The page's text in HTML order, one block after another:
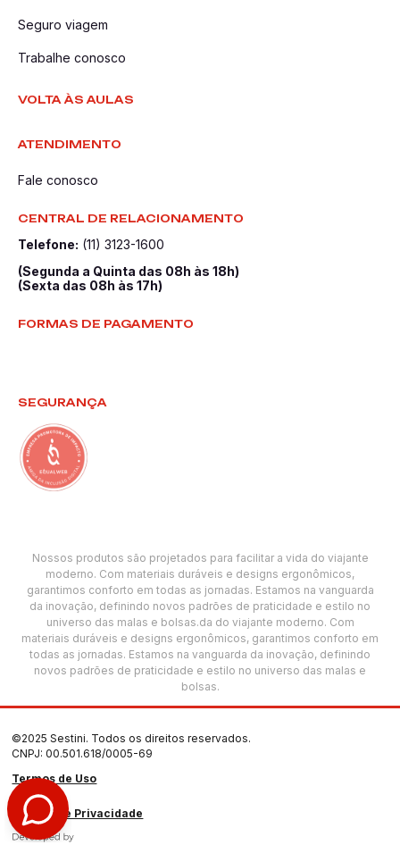
Seguro viagem
Trabalhe conosco
VOLTA ÀS AULAS
ATENDIMENTO
Fale conosco
CENTRAL DE RELACIONAMENTO
Telefone: (11) 3123-1600
(Segunda a Quinta das 08h às 18h)
(Sexta das 08h às 17h)
FORMAS DE PAGAMENTO
SEGURANÇA
Nossos produtos são projetados para facilitar a vida do viajante
moderno. Com materiais duráveis e designs ergonômicos,
garantimos conforto em todas as jornadas. Estamos na vanguarda
da inovação, definindo novos padrões de praticidade e estilo no
universo das malas e bolsas.da do viajante moderno. Com
materiais duráveis e designs ergonômicos, garantimos conforto em
todas as jornadas. Estamos na vanguarda da inovação, definindo
novos padrões de praticidade e estilo no universo das malas e
bolsas.
©2025 Sestini. Todos os direitos reservados.
CNPJ: 00.501.618/0005-69
Termos de Uso
Política de Privacidade